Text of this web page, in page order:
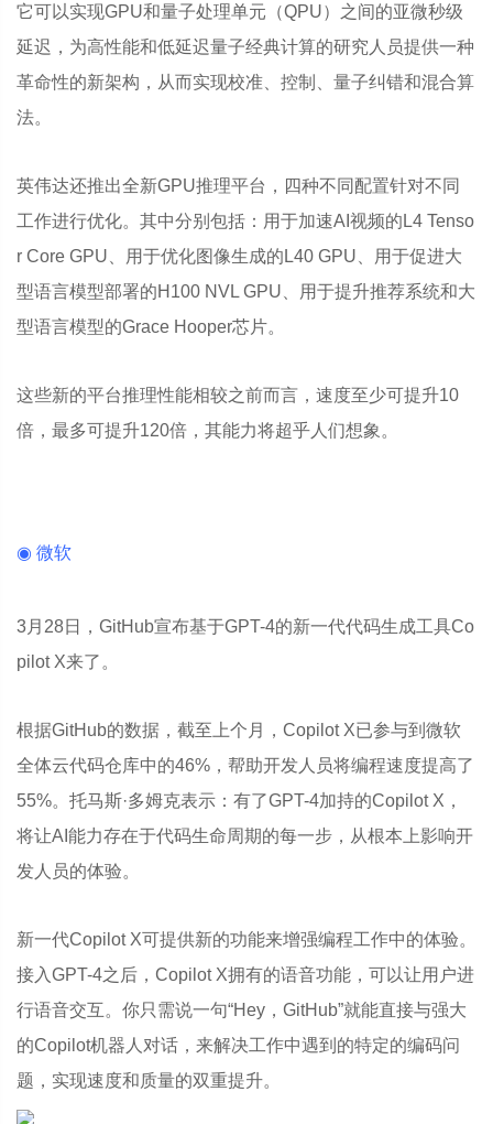
它可以实现GPU和量子处理单元（QPU）之间的亚微秒级
延迟，为高性能和低延迟量子经典计算的研究人员提供一种
革命性的新架构，从而实现校准、控制、量子纠错和混合算
法。
英伟达还推出全新GPU推理平台，四种不同配置针对不同
工作进行优化。其中分别包括：用于加速AI视频的L4 Tenso
r Core GPU、用于优化图像生成的L40 GPU、用于促进大
型语言模型部署的H100 NVL GPU、用于提升推荐系统和大
型语言模型的Grace Hooper芯片。
这些新的平台推理性能相较之前而言，速度至少可提升10
倍，最多可提升120倍，其能力将超乎人们想象。
◉ 微软
3月28日，GitHub宣布基于GPT-4的新一代代码生成工具Co
pilot X来了。
根据GitHub的数据，截至上个月，Copilot X已参与到微软
全体云代码仓库中的46%，帮助开发人员将编程速度提高了
55%。托马斯·多姆克表示：有了GPT-4加持的Copilot X，
将让AI能力存在于代码生命周期的每一步，从根本上影响开
发人员的体验。
新一代Copilot X可提供新的功能来增强编程工作中的体验。
接入GPT-4之后，Copilot X拥有的语音功能，可以让用户进
行语音交互。你只需说一句“Hey，GitHub”就能直接与强大
的Copilot机器人对话，来解决工作中遇到的特定的编码问
题，实现速度和质量的双重提升。